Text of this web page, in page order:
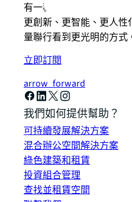
有一種傳統的方式做事。
更創新、更智能、更人
量聯行看到更光明的方式
立即訂閱
arrow_forward
我們如何提供幫助？
可持續發展解決方案
混合辦公空間解決方案
綠色建築和租賃
投資組合管理
查找並租賃空間